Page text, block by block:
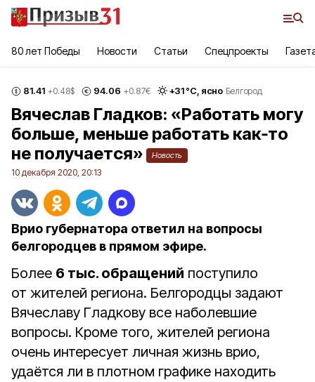
80 лет Победы Новости Статьи Спецпроекты
81.41 +0.48$ 94.06 +0.87€ +31°С, ясно Белгород
Вячеслав Гладков: «Работать могу
больше, меньше работать как‑то
не получается»
Новость
10 декабря 2020, 20:13
Врио губернатора ответил на вопросы
белгородцев в прямом эфире.
Более 6 тыс. обращений поступило
от жителей региона. Белгородцы задают
Вячеславу Гладкову все наболевшие
вопросы. Кроме того, жителей региона
очень интересует личная жизнь врио,
удаётся ли в плотном графике находить